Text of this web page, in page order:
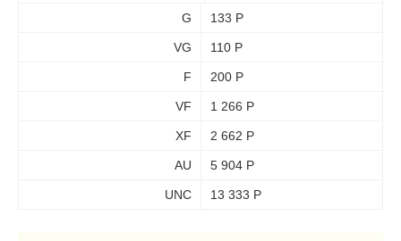
G 133 Р
VG 110 Р
F 200 Р
VF 1 266 Р
XF 2 662 Р
AU 5 904 Р
UNC 13 333 Р